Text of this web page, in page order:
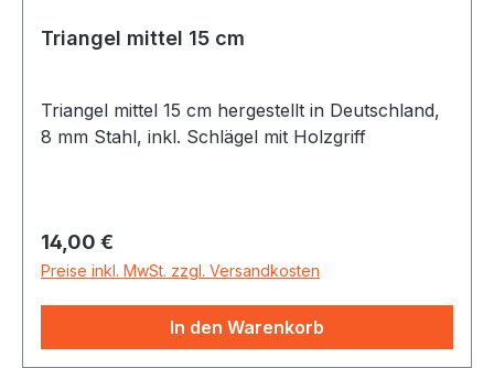
Triangel mittel 15 cm
Triangel mittel 15 cm hergestellt in Deutschland,
8 mm Stahl, inkl. Schlägel mit Holzgriff
Regulärer Preis:
14,00 €
Preise inkl. MwSt. zzgl. Versandkosten
In den Warenkorb